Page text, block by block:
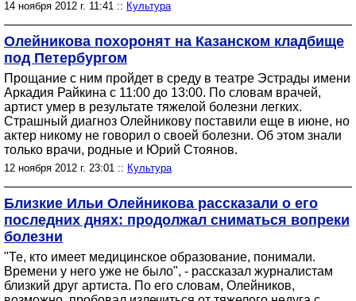
14 ноября 2012 г. 11:41 :: Культура
Олейникова похоронят на Казанском кладбище
под Петербургом
Прощание с ним пройдет в среду в театре Эстрады имени
Аркадия Райкина с 11:00 до 13:00. По словам врачей,
артист умер в результате тяжелой болезни легких.
Страшный диагноз Олейникову поставили еще в июне, но
актер никому не говорил о своей болезни. Об этом знали
только врачи, родные и Юрий Стоянов.
12 ноября 2012 г. 23:01 :: Культура
Близкие Ильи Олейникова рассказали о его
последних днях: продолжал сниматься вопреки
болезни
"Те, кто имеет медицинское образование, понимали.
Времени у него уже не было", - рассказал журналистам
близкий друг артиста. По его словам, Олейников,